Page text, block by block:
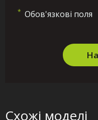
* Обов'язкові поля
Схожі моделі